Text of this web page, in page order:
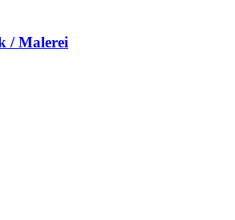
/ Malerei